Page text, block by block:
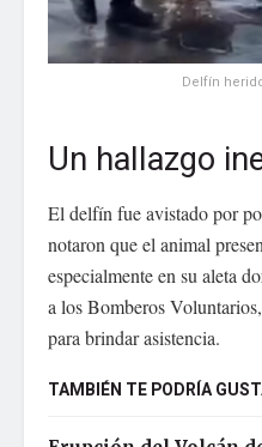
Delfín
Un hallazgo
El delfín fue avistado por
notaron que el animal
especialmente en su aleta
a los Bomberos
para brindar asistencia.
TAMBIÉN TE PODRÍA